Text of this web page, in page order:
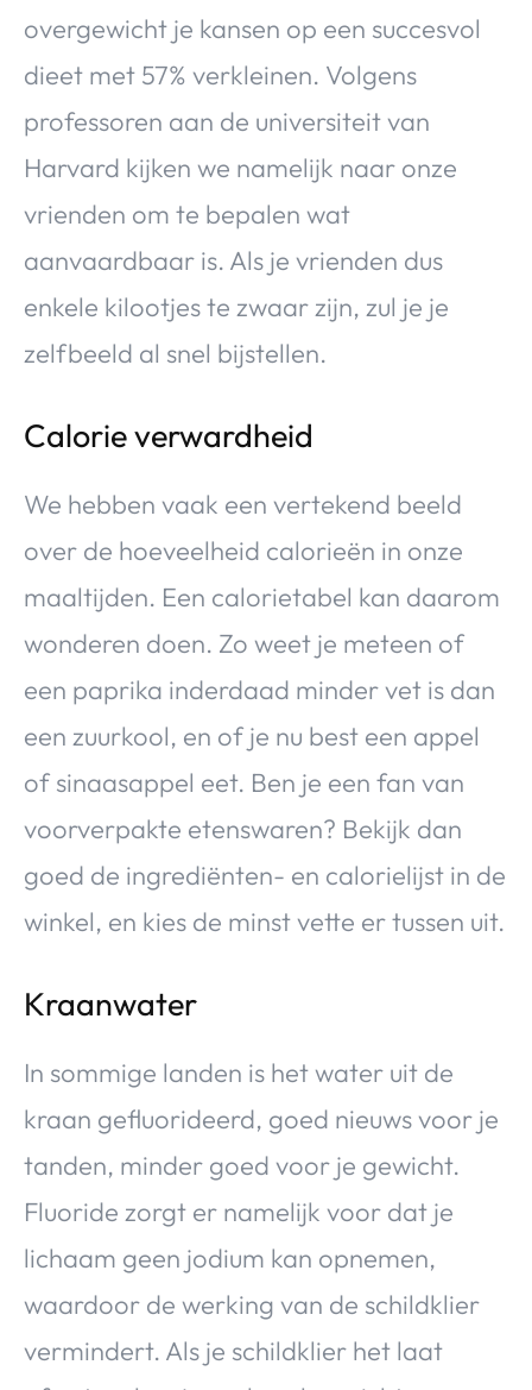
overgewicht je kansen op een succesvol
dieet met 57% verkleinen. Volgens
professoren aan de universiteit van
Harvard kijken we namelijk naar onze
vrienden om te bepalen wat
aanvaardbaar is. Als je vrienden dus
enkele kilootjes te zwaar zijn, zul je je
zelfbeeld al snel bijstellen.
Calorie verwardheid
We hebben vaak een vertekend beeld
over de hoeveelheid calorieën in onze
maaltijden. Een calorietabel kan daarom
wonderen doen. Zo weet je meteen of
een paprika inderdaad minder vet is dan
een zuurkool, en of je nu best een appel
of sinaasappel eet. Ben je een fan van
voorverpakte etenswaren? Bekijk dan
goed de ingrediënten- en calorielijst in de
winkel, en kies de minst vette er tussen uit.
Kraanwater
In sommige landen is het water uit de
kraan gefluorideerd, goed nieuws voor je
tanden, minder goed voor je gewicht.
Fluoride zorgt er namelijk voor dat je
lichaam geen jodium kan opnemen,
waardoor de werking van de schildklier
vermindert. Als je schildklier het laat